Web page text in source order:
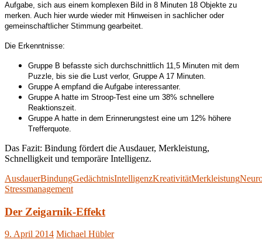
Aufgabe, sich aus einem komplexen Bild in 8 Minuten 18 Objekte zu
merken. Auch hier wurde wieder mit Hinweisen in sachlicher oder
gemeinschaftlicher Stimmung gearbeitet.
Die Erkenntnisse:
Gruppe B befasste sich durchschnittlich 11,5 Minuten mit dem
Puzzle, bis sie die Lust verlor, Gruppe A 17 Minuten.
Gruppe A empfand die Aufgabe interessanter.
Gruppe A hatte im Stroop-Test eine um 38% schnellere
Reaktionszeit.
Gruppe A hatte in dem Erinnerungstest eine um 12% höhere
Trefferquote.
Das Fazit: Bindung fördert die Ausdauer, Merkleistung,
Schnelligkeit und temporäre Intelligenz.
AusdauerBindungGedächtnisIntelligenzKreativitätMerkleistung
Stressmanagement
Der Zeigarnik-Effekt
9. April 2014 Michael Hübler